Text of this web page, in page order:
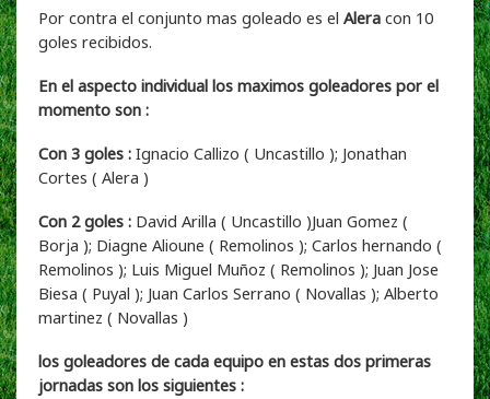
Por contra el conjunto mas goleado es el Alera con 10
goles recibidos.
En el aspecto individual los maximos goleadores por el
momento son :
Con 3 goles : Ignacio Callizo ( Uncastillo ); Jonathan
Cortes ( Alera )
Con 2 goles : David Arilla ( Uncastillo )Juan Gomez (
Borja ); Diagne Alioune ( Remolinos ); Carlos hernando (
Remolinos ); Luis Miguel Muñoz ( Remolinos ); Juan Jose
Biesa ( Puyal ); Juan Carlos Serrano ( Novallas ); Alberto
martinez ( Novallas )
los goleadores de cada equipo en estas dos primeras
jornadas son los siguientes :